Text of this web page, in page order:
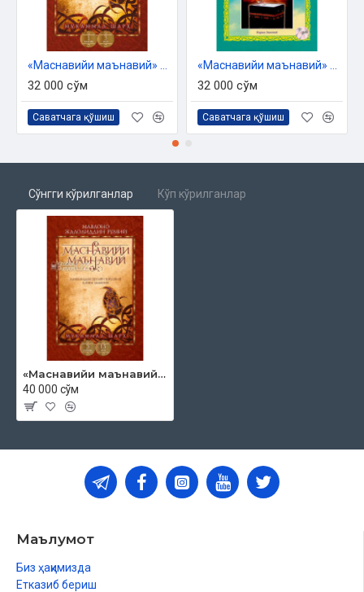
32 000 сўм
Саватчага қўшиш
32 000 сўм
Саватчага қўшиш
Сўнгги кўрилганлар Кўп кўрилганлар
«Маснавийи маънавий» 3-китоб, 15-жуз
40 000 сўм
Маълумот
Биз ҳақимизда
Етказиб бериш